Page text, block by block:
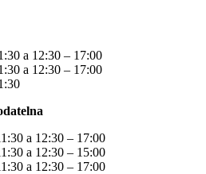
a 12:30 – 17:00
a 12:30 – 17:00
a 12:30 – 17:00
a 12:30 – 15:00
a 12:30 – 17:00